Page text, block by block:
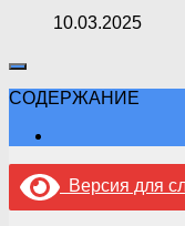
10.03.2025
СОДЕРЖАНИЕ
Версия для